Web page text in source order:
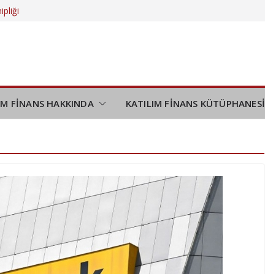
da
FİNANS HAKKINDA KATILIM FİNANS KÜTÜPHANESİ